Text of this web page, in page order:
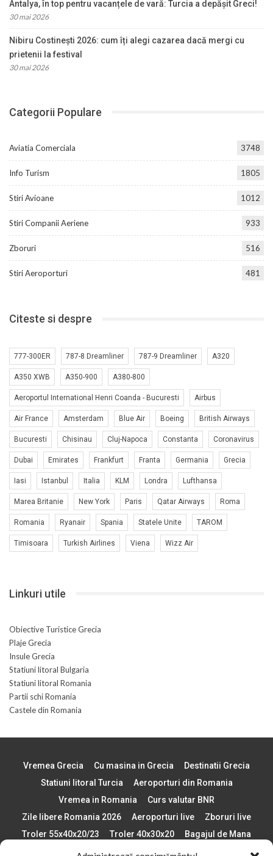
Antalya, în top pentru vacanțele de vară: Turcia a depășit Greci!
30 mai 2026
Nibiru Costinești 2026: cum îți alegi cazarea dacă mergi cu
prietenii la festival
30 mai 2026
Categorii Populare
Aviatia Comerciala 3748
Info Turism 1805
Stiri Avioane 1012
Stiri Companii Aeriene 933
Zboruri 516
Stiri Aeroporturi 481
Citeste si despre
777-300ER 787-8 Dreamliner 787-9 Dreamliner A320
A350 XWB A350-900 A380-800
Aeroportul International Henri Coanda - Bucuresti Airbus
Air France Amsterdam Blue Air Boeing British Airways
Bucuresti Chisinau Cluj-Napoca Constanta Coronavirus
Dubai Emirates Frankfurt Franta Germania Grecia
Iasi Istanbul Italia KLM Londra Lufthansa
Marea Britanie New York Paris Qatar Airways Roma
Romania Ryanair Spania Statele Unite TAROM
Timisoara Turkish Airlines Viena Wizz Air
Linkuri utile
Obiective Turistice Grecia
Plaje Grecia
Insule Grecia
Statiuni litoral Bulgaria
Statiuni litoral Romania
Partii schi Romania
Castele din Romania
Vremea Grecia Cu masina in Grecia
Destinatii Grecia
Statiuni litoral Turcia
Aeroporturi din Romania
Vremea in Romania
Curs valutar BNR
Zile libere Romania 2026
Aeroporturi live
Zboruri live
Troler 55x40x20/23
Troler 40x30x20
Bagajul de Mana
Paste 2026
Cele mai bune telefoane